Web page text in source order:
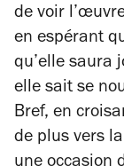
de voir
en espérant
qu’elle saura
elle sait se
Bref, en
de plus vers